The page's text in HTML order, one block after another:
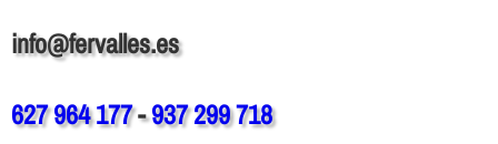
info@fervalles.es
627 964 177-937 299 718